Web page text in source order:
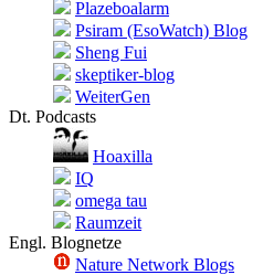
Plazeboalarm
Psiram (EsoWatch) Blog
Sheng Fui
skeptiker-blog
WeiterGen
Dt. Podcasts
Hoaxilla
IQ
omega tau
Raumzeit
Engl. Blognetze
Nature Network Blogs